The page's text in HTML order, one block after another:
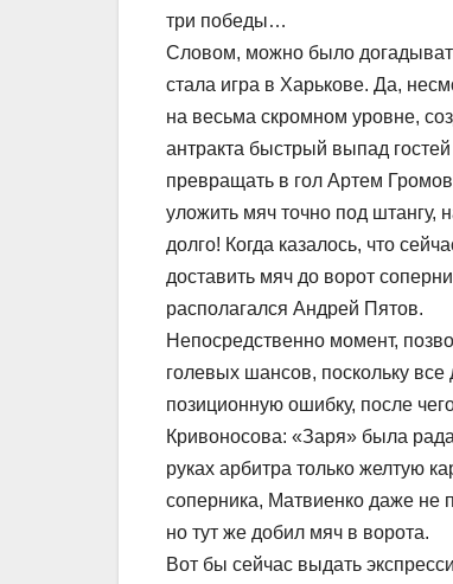
три победы…
Словом, можно было
стала игра в Харькове. Да,
на весьма скромном уровне,
антракта быстрый выпад
превращать в гол Артем
уложить мяч точно под штангу,
долго! Когда казалось, что
доставить мяч до ворот
располагался Андрей Пятов.
Непосредственно момент,
голевых шансов, поскольку
позиционную ошибку, после
Кривоносова: «Заря» была
руках арбитра только желтую
соперника, Матвиенко даже не
но тут же добил мяч в ворота.
Вот бы сейчас выдать